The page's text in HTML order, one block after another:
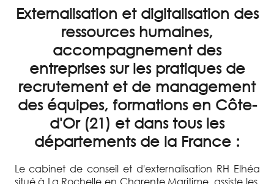
Externalisation et digitalisation des
ressources humaines,
accompagnement des
entreprises sur les pratiques de
recrutement et de management
des équipes, formations en Côte-
d'Or (21) et dans tous les
départements de la France :
Le cabinet de conseil et d'externalisation RH Elhéa
situé à La Rochelle en Charente Maritime, assiste les